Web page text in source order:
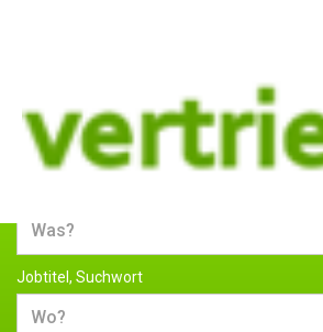
Jobs und Stellenangebote im
Vertrieb
Jobtitel, Suchwort